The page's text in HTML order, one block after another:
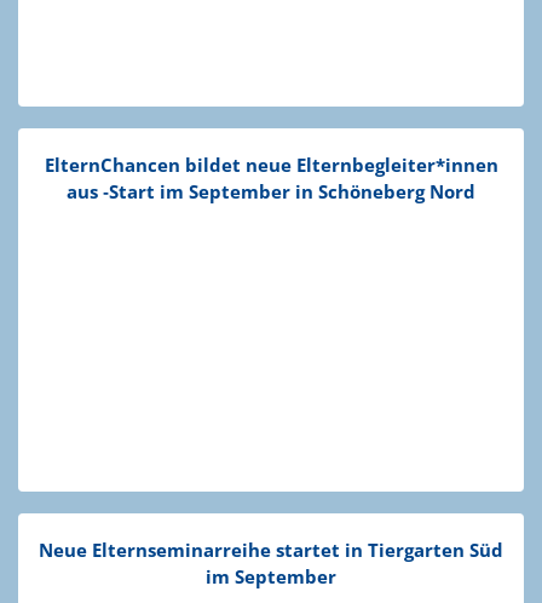
Eltern­Chancen bildet neue Elternbegleiter*innen
aus ‑Start im September in Schöneberg Nord
Neue Eltern­se­mi­nar­reihe startet in Tiergarten Süd
im September